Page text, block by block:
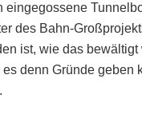
des Bahn-
ist, wie das
denn Gründe